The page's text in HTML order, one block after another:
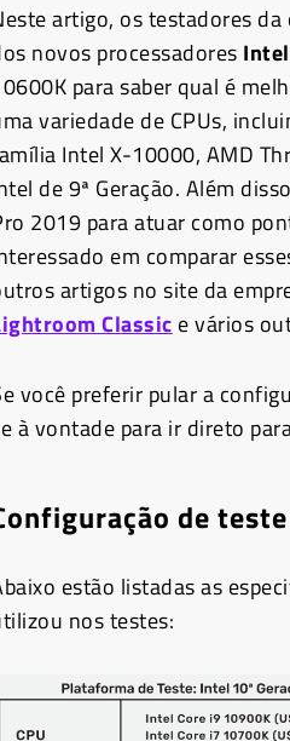
artigo, os testadores
novos processadores
para saber qual é
variedade de CPUs,
Intel X-10000, AMD
de 9ª Geração. Além
2019 para atuar como
em comparar
artigos no site da
Classic e vários
você preferir pular a
à vontade para ir direto
de teste
estão listadas as
nos testes: